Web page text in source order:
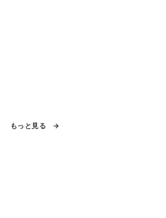
もっと見る